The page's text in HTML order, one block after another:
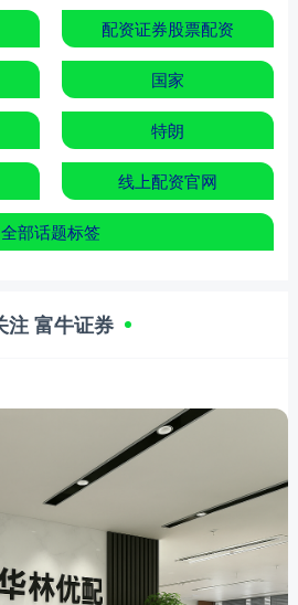
配资证券股票配资
国家
特朗
线上配资官网
全部话题标签
注 富牛证券